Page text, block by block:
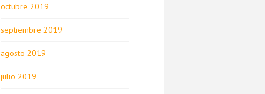
octubre 2019
septiembre 2019
agosto 2019
julio 2019